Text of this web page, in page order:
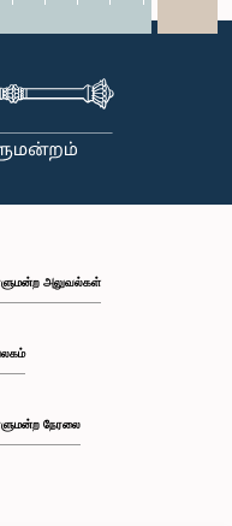
அலுவல்கள்
நேரலை